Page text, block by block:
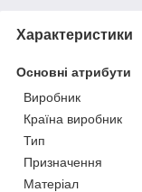
Характеристики
Основні атрибути
Виробник
Країна виробник
Тип
Призначення
Матеріал